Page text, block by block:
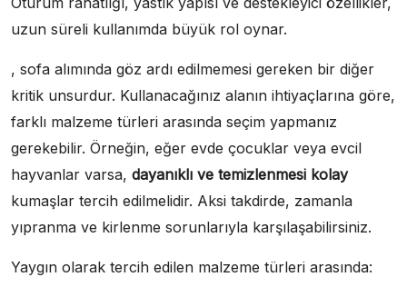
uzun süreli kullanımda büyük rol oynar.
, sofa alımında göz ardı edilmemesi gereken bir diğer
kritik unsurdur. Kullanacağınız alanın ihtiyaçlarına göre,
farklı malzeme türleri arasında seçim yapmanız
gerekebilir. Örneğin, eğer evde çocuklar veya evcil
hayvanlar varsa, dayanıklı ve temizlenmesi kolay
kumaşlar tercih edilmelidir. Aksi takdirde, zamanla
yıpranma ve kirlenme sorunlarıyla karşılaşabilirsiniz.
Yaygın olarak tercih edilen malzeme türleri arasında: